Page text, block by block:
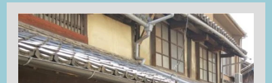
Le
Mont
Rokko
Et
Le
Port
De